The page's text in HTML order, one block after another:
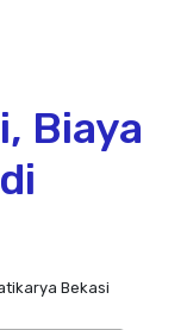
Biaya
Bekasi